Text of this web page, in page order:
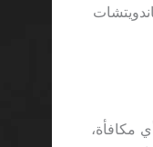
ساندويتشات
لتفعيل أي مكافأة،